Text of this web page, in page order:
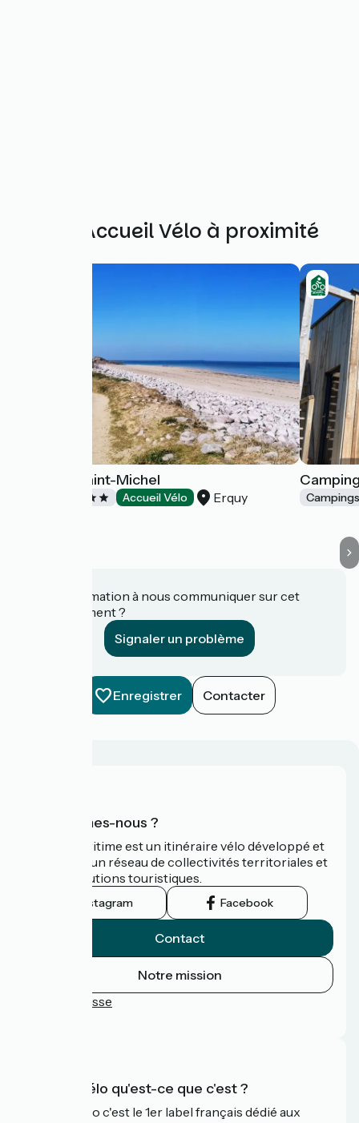
Autres Accueil Vélo à proximité
Camping Saint-Michel
Accueil Vélo Erquy
Une information à nous communiquer sur cet
établissement ?
Signaler un problème
Enregistrer Contacter
Qui sommes-nous ?
La Vélomaritime est un itinéraire vélo développé et
promu par un réseau de collectivités territoriales et
leurs institutions touristiques.
Instagram Facebook
Contact
Notre mission
Espace Presse
Accueil Vélo qu'est-ce que c'est ?
Accueil Vélo c'est le 1er label français dédié aux